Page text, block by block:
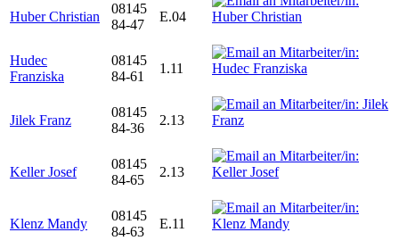
Huber Christian
08145
84-47
E.04
Hudec
Franziska
08145
84-61
1.11
Jilek Franz
08145
84-36
2.13
Keller Josef
08145
84-65
2.13
Klenz Mandy
08145
84-63
E.11